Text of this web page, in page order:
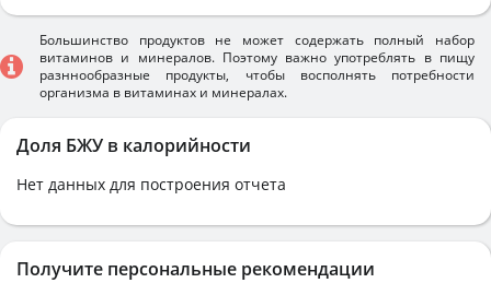
Большинство продуктов не может содержать полный набор
витаминов и минералов. Поэтому важно употреблять в пищу
разннообразные продукты, чтобы восполнять потребности
организма в витаминах и минералах.
Доля БЖУ в калорийности
Нет данных для построения отчета
Получите персональные рекомендации